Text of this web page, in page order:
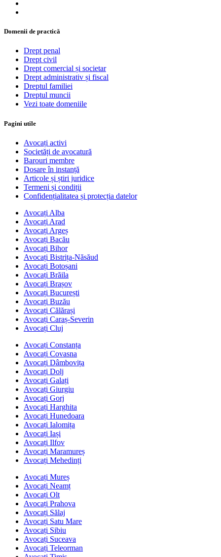
Domenii de practică
Drept penal
Drept civil
Drept comercial și societar
Drept administrativ și fiscal
Dreptul familiei
Dreptul muncii
Vezi toate domeniile
Pagini utile
Avocați activi
Societăți de avocatură
Barouri membre
Dosare în instanță
Articole și știri juridice
Termeni și condiții
Confidențialitatea și protecția datelor
Avocați Alba
Avocați Arad
Avocați Argeș
Avocați Bacău
Avocați Bihor
Avocați Bistrița-Năsăud
Avocați Botoșani
Avocați Brăila
Avocați Brașov
Avocați București
Avocați Buzău
Avocați Călărași
Avocați Caraș-Severin
Avocați Cluj
Avocați Constanța
Avocați Covasna
Avocați Dâmbovița
Avocați Dolj
Avocați Galați
Avocați Giurgiu
Avocați Gorj
Avocați Harghita
Avocați Hunedoara
Avocați Ialomița
Avocați Iași
Avocați Ilfov
Avocați Maramureș
Avocați Mehedinți
Avocați Mureș
Avocați Neamț
Avocați Olt
Avocați Prahova
Avocați Sălaj
Avocați Satu Mare
Avocați Sibiu
Avocați Suceava
Avocați Teleorman